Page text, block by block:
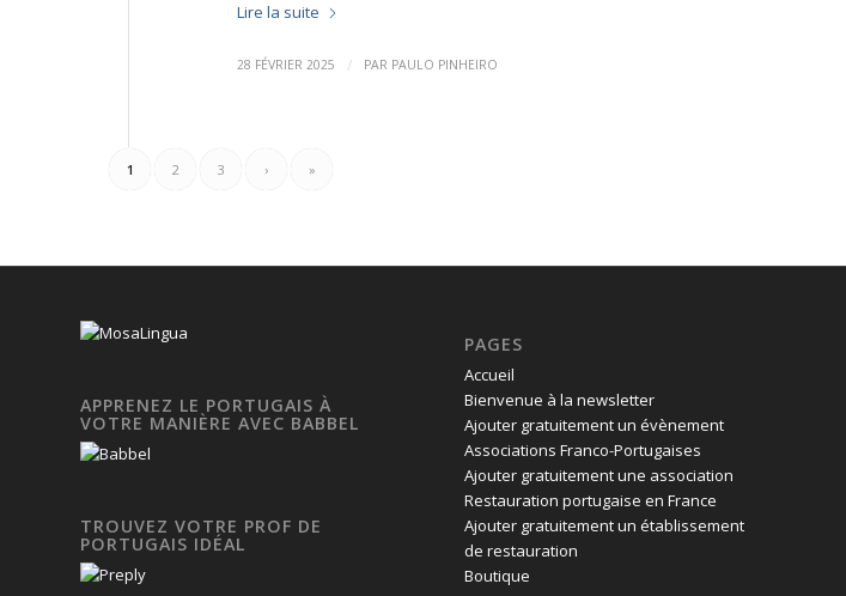
Lire la suite
28 FÉVRIER 2025 / PAR PAULO PINHEIRO
1 2 3 › »
APPRENEZ LE PORTUGAIS À
VOTRE MANIÈRE AVEC BABBEL
TROUVEZ VOTRE PROF DE
PORTUGAIS IDÉAL
PAGES
Accueil
Bienvenue à la newsletter
Ajouter gratuitement un évènement
Associations Franco-Portugaises
Ajouter gratuitement une association
Restauration portugaise en France
Ajouter gratuitement un établissement
de restauration
Boutique